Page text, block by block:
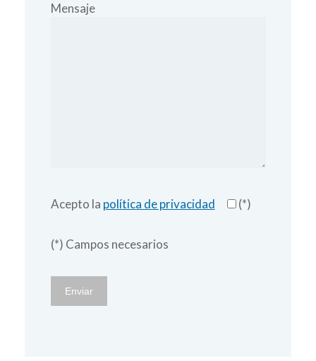
Mensaje
Acepto la política de privacidad (*)
(*) Campos necesarios